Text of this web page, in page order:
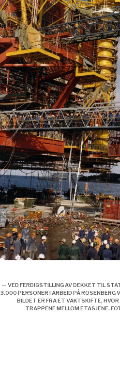
— VED FERDIGSTILLING AV DEKKET TIL
3.000 PERSONER I ARBEID PÅ ROSENBERG
BILDET ER FRA ET VAKTSKIFTE,
TRAPPENE MELLOM ETASJENE.